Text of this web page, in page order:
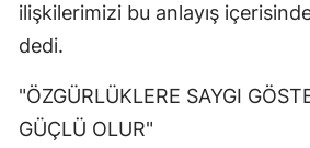
ilişkilerimizi bu anlayış
dedi.
"ÖZGÜRLÜKLERE SAYGI
GÜÇLÜ OLUR"